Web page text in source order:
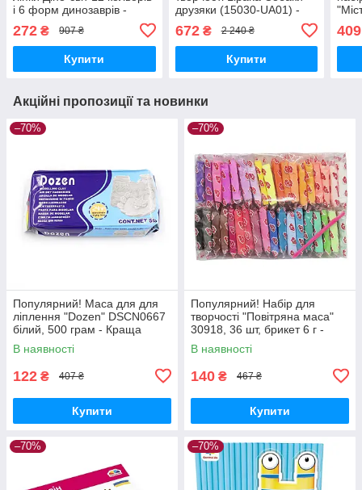
і 6 форм динозаврів -
Nukleon.com.ua
272 ₴ 907 ₴
Купити
друзяки (15030-UA01) -
Nukleon.com.ua
672₴ 2 240 ₴
Купити
409
Акційні пропозиції та новинки
–70%
Популярний! Маса для для
ліплення "Dozen" DSCN0667
білий, 500 грам - Краща
якість тільки на
Nukleon.com.ua
В наявності
122 ₴ 407 ₴
Купити
–70%
Популярний! Набір для
творчості "Повітряна маса"
30918, 36 шт, брикет 6 г -
Краща якість тільки на
Nukleon.com.ua
В наявності
140 ₴ 467 ₴
Купити
–70% –70%